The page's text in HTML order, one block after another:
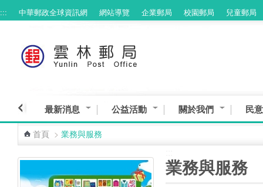
跳到主要內容區塊
::: 中華郵政全球資訊網 網站導覽 企業郵局 校園郵局 兒童郵局
最新消息 公益活動 關於我們 民
首頁 > 業務與服務
業務與服務